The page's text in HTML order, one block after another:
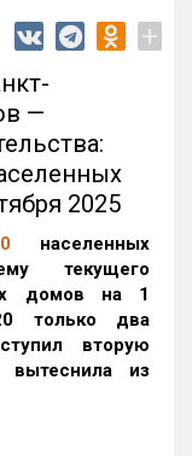
+
—
2025
населенных
текущего
домов на 1
только два
вторую
вытеснила из